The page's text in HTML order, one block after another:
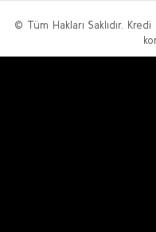
© Tüm Hakları Saklıdır.